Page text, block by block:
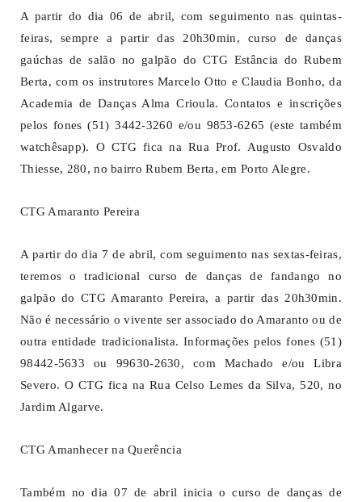
A partir do dia 06 de abril, com seguimento nas quintas-
feiras, sempre a partir das 20h30min, curso de danças
gaúchas de salão no galpão do CTG Estância do Rubem
Berta, com os instrutores Marcelo Otto e Claudia Bonho, da
Academia de Danças Alma Crioula. Contatos e inscrições
pelos fones (51) 3442-3260 e/ou 9853-6265 (este também
watchêsapp). O CTG fica na Rua Prof. Augusto Osvaldo
Thiesse, 280, no bairro Rubem Berta, em Porto Alegre.
CTG Amaranto Pereira
A partir do dia 7 de abril, com seguimento nas sextas-feiras,
teremos o tradicional curso de danças de fandango no
galpão do CTG Amaranto Pereira, a partir das 20h30min.
Não é necessário o vivente ser associado do Amaranto ou de
outra entidade tradicionalista. Informações pelos fones (51)
98442-5633 ou 99630-2630, com Machado e/ou Libra
Severo. O CTG fica na Rua Celso Lemes da Silva, 520, no
Jardim Algarve.
CTG Amanhecer na Querência
Também no dia 07 de abril inicia o curso de danças de